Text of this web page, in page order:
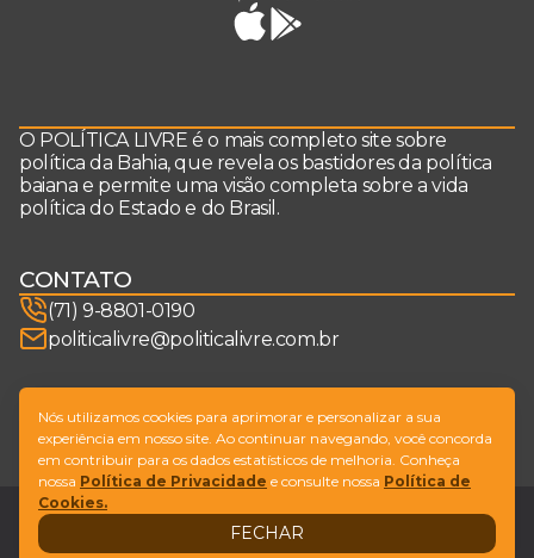
O POLÍTICA LIVRE é o mais completo site sobre
política da Bahia, que revela os bastidores da política
baiana e permite uma visão completa sobre a vida
política do Estado e do Brasil.
CONTATO
(71) 9-8801-0190
politicalivre@politicalivre.com.br
SIGA-NOS
Design by NVGO
LegalFale conosco
Nós utilizamos cookies para aprimorar e personalizar a sua
experiência em nosso site. Ao continuar navegando, você concorda
em contribuir para os dados estatísticos de melhoria. Conheça
nossa Política de Privacidade e consulte nossa Política de
Cookies.
FECHAR